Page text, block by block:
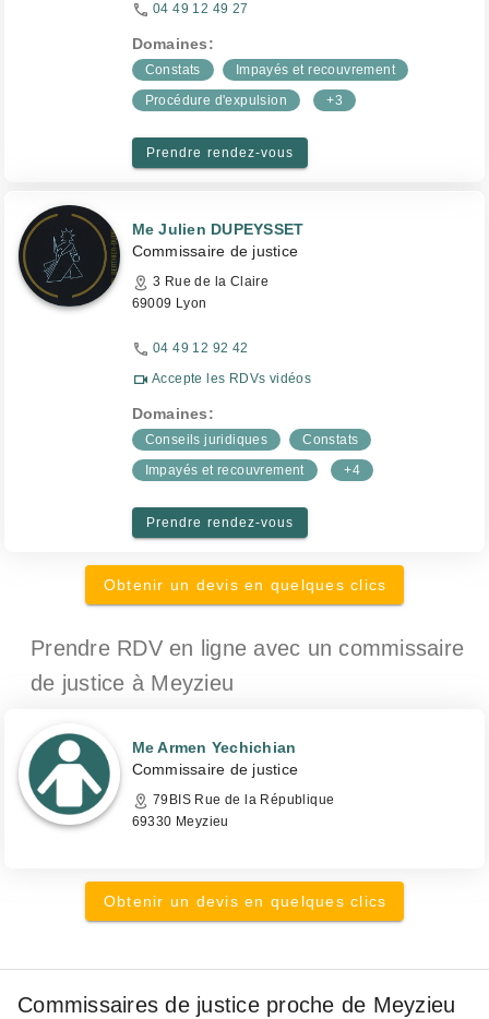
04 49 12 49 27
Domaines:
Constats
Impayés et recouvrement
Procédure d'expulsion
+3
Prendre rendez-vous
Me Julien DUPEYSSET
Commissaire de justice
3 Rue de la Claire
69009 Lyon
04 49 12 92 42
Accepte les RDVs vidéos
Domaines:
Conseils juridiques
Constats
Impayés et recouvrement
+4
Prendre rendez-vous
Obtenir un devis en quelques clics
Prendre RDV en ligne avec un commissaire
de justice à Meyzieu
Me Armen Yechichian
Commissaire de justice
79BIS Rue de la République
69330 Meyzieu
Obtenir un devis en quelques clics
Commissaires de justice proche de Meyzieu